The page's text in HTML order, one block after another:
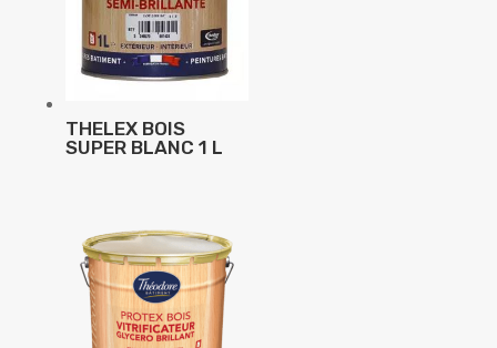
THELEX BOIS
SUPER BLANC 1 L